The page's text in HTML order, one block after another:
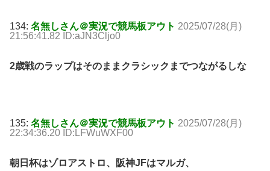
134: 名無しさん＠実況で競馬板アウト 2025/07/28(月)
21:56:41.82 ID:aJN3Cljo0
2歳戦のラップはそのままクラシックまでつながるしな
135: 名無しさん＠実況で競馬板アウト 2025/07/28(月)
22:34:36.20 ID:LFWuWXF00
朝日杯はゾロアストロ、阪神JFはマルガ、